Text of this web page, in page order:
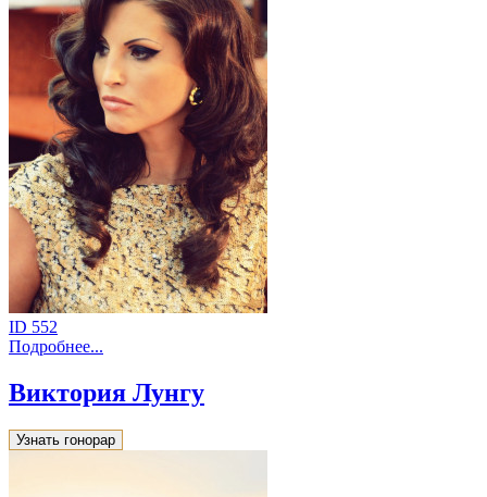
ID 552
Подробнее...
Виктория Лунгу
Узнать гонорар